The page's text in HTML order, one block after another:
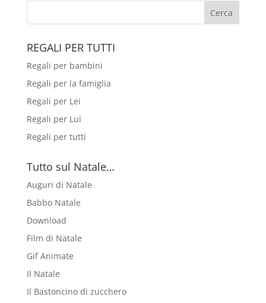
REGALI PER TUTTI
Regali per bambini
Regali per la famiglia
Regali per Lei
Regali per Lui
Regali per tutti
Tutto sul Natale…
Auguri di Natale
Babbo Natale
Download
Film di Natale
Gif Animate
Il Natale
Il Bastoncino di zucchero